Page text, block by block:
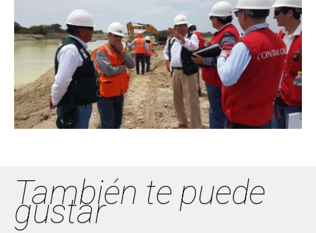
También te puede
gustar